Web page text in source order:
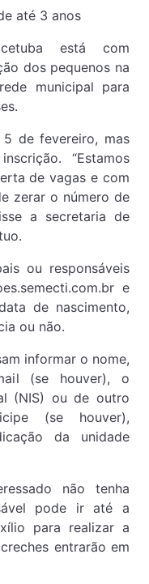
até 3 anos
está com
dos pequenos na
municipal para
de fevereiro, mas
“Estamos
de vagas e com
zerar o número de
a secretaria de
ou responsáveis
e
de nascimento,
ou não.
informar o nome,
(se houver), o
(NIS) ou de outro
(se houver),
da unidade
não tenha
pode ir até a
para realizar a
entrarão em